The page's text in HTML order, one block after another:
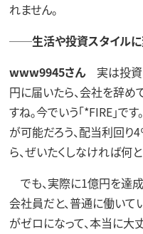
れません。
──生活や投資スタイルに
www9945さん実は投資
円に届いたら、会社を辞め
すね。今でいう「*FIRE」で
が可能だろう、配当利回
ら、ぜいたくしなければ何
でも、実際に1億円を達成
会社員だと、普通に働いて
がゼロになって、本当に大